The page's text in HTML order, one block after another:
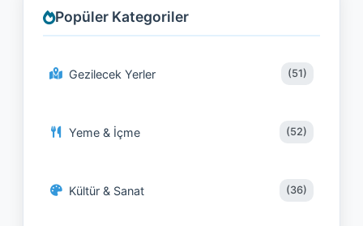
Popüler Kategoriler
Gezilecek Yerler (51)
Yeme & İçme (52)
Kültür & Sanat (36)